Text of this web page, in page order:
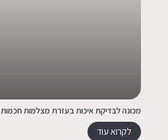
מכונה לבדיקת איכות בעזרת מצלמות חכמות
לקרוא עוד